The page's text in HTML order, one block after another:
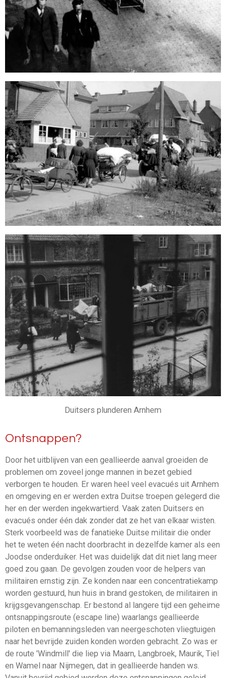
Duitsers plunderen Arnhem
Ontsnappen?
Door het uitblijven van een geallieerde aanval groeiden de
problemen om zoveel jonge mannen in bezet gebied
verborgen te houden. Er waren heel veel evacués uit Arnhem
en omgeving en er werden extra Duitse troepen gelegerd die
her en der werden ingekwartierd. Vaak zaten Duitsers en
evacués onder één dak zonder dat ze het van elkaar wisten.
Sterk voorbeeld was de fanatieke Duitse militair die onder
het te weten één nacht doorbracht in dezelfde kamer als een
Joodse onderduiker. Het was duidelijk dat dit niet lang meer
goed zou gaan. De gevolgen zouden voor de helpers van
militairen ernstig zijn. Ze konden naar een concentratiekamp
worden gestuurd, hun huis in brand gestoken, de militairen in
krijgsgevangenschap. Er bestond al langere tijd een geheime
ontsnappingsroute (escape line) waarlangs geallieerde
piloten en bemanningsleden van neergeschoten vliegtuigen
naar het bevrijde zuiden konden worden gebracht. Zo was er
de route 'Windmill' die liep via Maarn, Langbroek, Maurik, Tiel
en Wamel naar Nijmegen, dat in geallieerde handen ws.